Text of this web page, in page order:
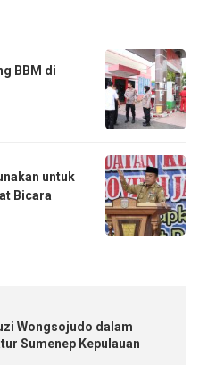
BBM di
untuk
Bicara
Wongsojudo dalam
Sumenep Kepulauan